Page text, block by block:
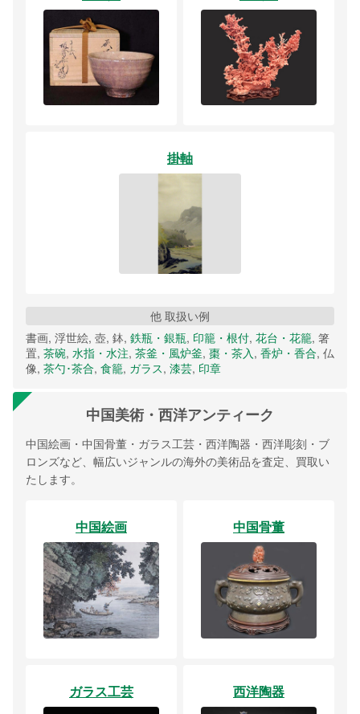
掛軸
他 取扱い例
書画, 浮世絵, 壺, 鉢, 鉄瓶・銀瓶, 印籠・根付, 花台・花籠, 箸
置, 茶碗, 水指・水注, 茶釜・風炉釜, 棗・茶入, 香炉・香合, 仏
像, 茶勺･茶合, 食籠, ガラス, 漆芸, 印章
中国美術・西洋アンティーク
中国絵画・中国骨董・ガラス工芸・西洋陶器・西洋彫刻・ブ
ロンズなど、幅広いジャンルの海外の美術品を査定、買取い
たします。
中国絵画 中国骨董
ガラス工芸 西洋陶器